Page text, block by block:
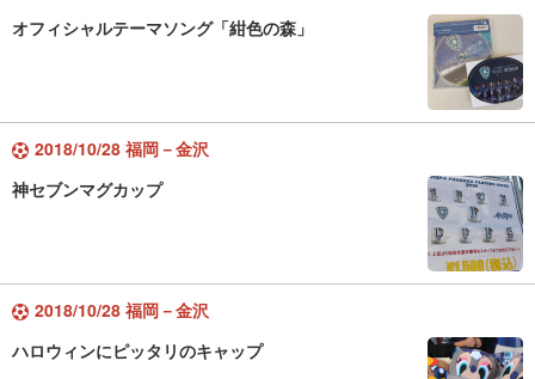
オフィシャルテーマソング「紺色の森」
2018/10/28 福岡－金沢
神セブンマグカップ
2018/10/28 福岡－金沢
ハロウィンにピッタリのキャップ